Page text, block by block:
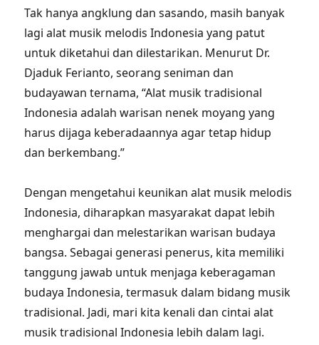
Tak hanya angklung dan sasando, masih banyak
lagi alat musik melodis Indonesia yang patut
untuk diketahui dan dilestarikan. Menurut Dr.
Djaduk Ferianto, seorang seniman dan
budayawan ternama, “Alat musik tradisional
Indonesia adalah warisan nenek moyang yang
harus dijaga keberadaannya agar tetap hidup
dan berkembang.”
Dengan mengetahui keunikan alat musik melodis
Indonesia, diharapkan masyarakat dapat lebih
menghargai dan melestarikan warisan budaya
bangsa. Sebagai generasi penerus, kita memiliki
tanggung jawab untuk menjaga keberagaman
budaya Indonesia, termasuk dalam bidang musik
tradisional. Jadi, mari kita kenali dan cintai alat
musik tradisional Indonesia lebih dalam lagi.